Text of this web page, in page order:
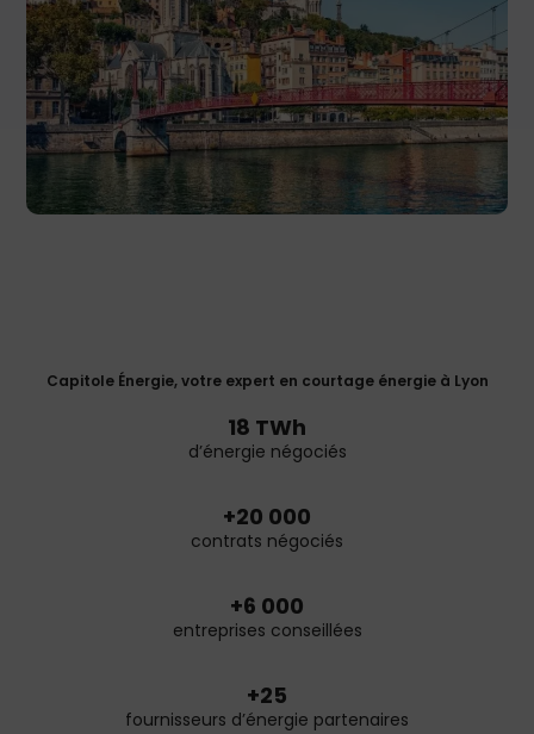
Capitole Énergie, votre expert en courtage énergie à Lyon
18 TWh
d’énergie négociés
+20 000
contrats négociés
+6 000
entreprises conseillées
+25
fournisseurs d’énergie partenaires